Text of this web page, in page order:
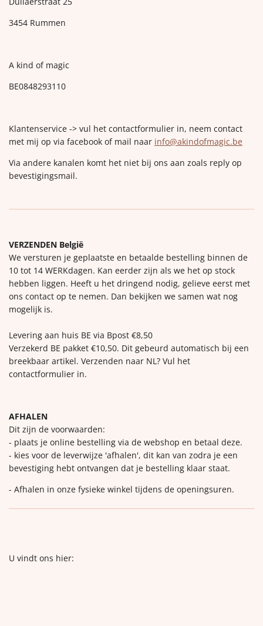
3454 Rummen
A kind of magic
BE0848293110
Klantenservice -> vul het contactformulier in, neem contact
met mij op via facebook of mail naar info@akindofmagic.be
Via andere kanalen komt het niet bij ons aan zoals reply op
bevestigingsmail.
VERZENDEN België
We versturen je geplaatste en betaalde bestelling binnen de
10 tot 14 WERKdagen. Kan eerder zijn als we het op stock
hebben liggen. Heeft u het dringend nodig, gelieve eerst met
ons contact op te nemen. Dan bekijken we samen wat nog
mogelijk is.
Levering aan huis BE via Bpost €8,50
Verzekerd BE pakket €10,50. Dit gebeurd automatisch bij een
breekbaar artikel. Verzenden naar NL? Vul het
contactformulier in.
AFHALEN
Dit zijn de voorwaarden:
- plaats je online bestelling via de webshop en betaal deze.
- kies voor de leverwijze 'afhalen', dit kan van zodra je een
bevestiging hebt ontvangen dat je bestelling klaar staat.
- Afhalen in onze fysieke winkel tijdens de openingsuren.
U vindt ons hier: